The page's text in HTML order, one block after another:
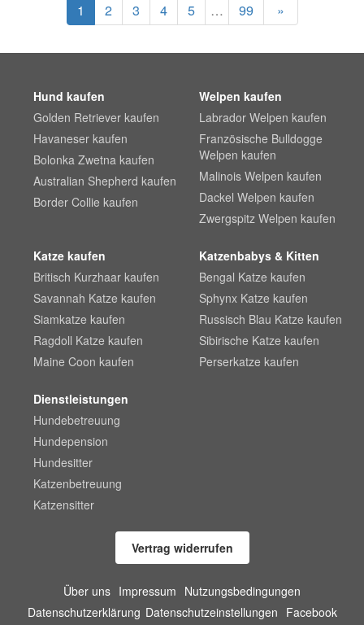
1 2 3 4 5 … 99 »
Hund kaufen
Golden Retriever kaufen
Havaneser kaufen
Bolonka Zwetna kaufen
Australian Shepherd kaufen
Border Collie kaufen
Welpen kaufen
Labrador Welpen kaufen
Französische Bulldogge
Welpen kaufen
Malinois Welpen kaufen
Dackel Welpen kaufen
Zwergspitz Welpen kaufen
Katze kaufen
Britisch Kurzhaar kaufen
Savannah Katze kaufen
Siamkatze kaufen
Ragdoll Katze kaufen
Maine Coon kaufen
Katzenbabys & Kitten
Bengal Katze kaufen
Sphynx Katze kaufen
Russisch Blau Katze kaufen
Sibirische Katze kaufen
Perserkatze kaufen
Dienstleistungen
Hundebetreuung
Hundepension
Hundesitter
Katzenbetreuung
Katzensitter
Vertrag widerrufen
Über uns Impressum Nutzungsbedingungen
Datenschutzerklärung Datenschutzeinstellungen Facebook